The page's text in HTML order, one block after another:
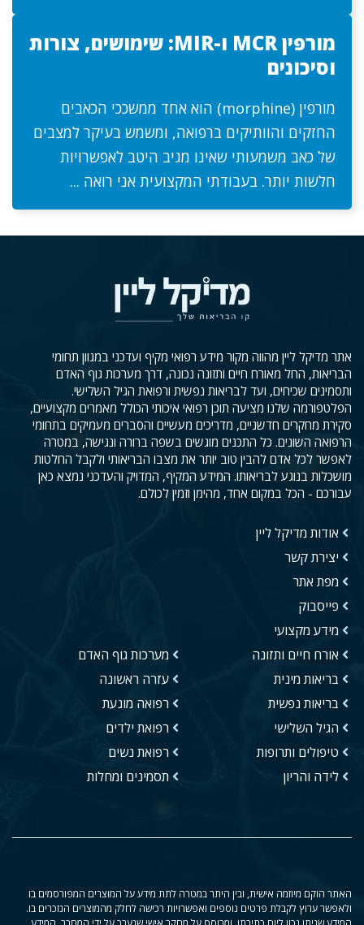
מורפין MCR ו-MIR: שימושים, צורות
וסיכונים
מורפין (morphine) הוא אחד ממשככי הכאבים
החזקים והוותיקים ברפואה, ומשמש בעיקר למצבים
של כאב משמעותי שאינו מגיב היטב לאפשרויות
חלשות יותר. בעבודתי המקצועית אני רואה ...
אתר מדיקל ליין מהווה מקור מידע רפואי מקיף ועדכני במגוון תחומי
הבריאות, החל מאורח חיים ותזונה נכונה, דרך מערכות גוף האדם
ותסמינים שכיחים, ועד לבריאות נפשית ורפואת הגיל השלישי.
הפלטפורמה שלנו מציעה תוכן רפואי איכותי הכולל מאמרים מקצועיים,
סקירת מחקרים חדשניים, מדריכים מעשיים והסברים מעמיקים בתחומי
הרפואה השונים. כל התכנים מוגשים בשפה ברורה ונגישה, במטרה
לאפשר לכל אדם להבין טוב יותר את מצבו הבריאותי ולקבל החלטות
מושכלות בנוגע לבריאותו. המידע המקיף, המדויק והעדכני נמצא כאן
עבורכם - הכל במקום אחד, מהימן וזמין לכולם.
אודות מדיקל ליין
יצירת קשר
מפת אתר
פייסבוק
מידע מקצועי
אורח חיים ותזונה
בריאות מינית
בריאות נפשית
הגיל השלישי
טיפולים ותרופות
לידה והריון
מערכות גוף האדם
עזרה ראשונה
רפואה מונעת
רפואת ילדים
רפואת נשים
תסמינים ומחלות
האתר הוקם מיוזמה אישית, ובין היתר במטרה לתת מידע על המוצרים המפורסמים בו
ולאפשר ערוץ לקבלת פרטים נוספים ואפשרויות רכישה לחלק מהמוצרים הנזכרים בו.